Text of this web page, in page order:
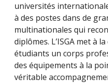
universités
à des postes dans de
multinationales qui
diplômes. L’ISGA met à
étudiants un corps
des équipements à la
véritable